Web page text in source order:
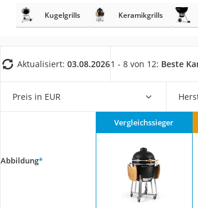
Kugelgrills Keramikgrills
Aktualisiert: 03.08.20261 - 8 von 12: Beste
Preis in EUR
Abbildung*
Vergleichssieger